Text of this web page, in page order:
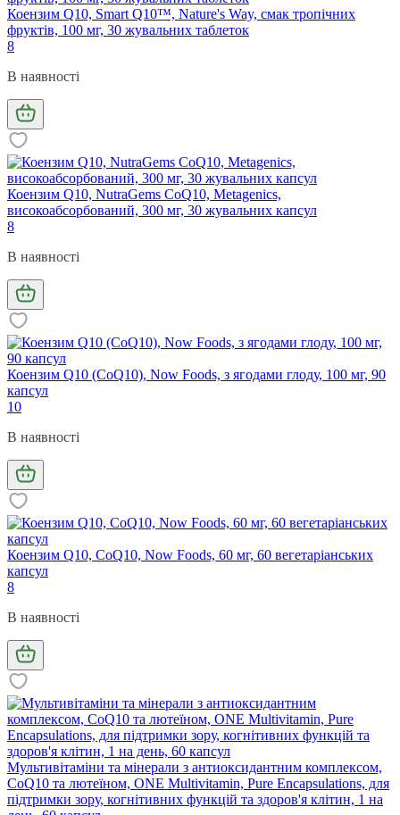
Коензим Q10, Smart Q10™, Nature's Way, смак тропічних
фруктів, 100 мг, 30 жувальних таблеток
8
В наявності
Коензим Q10, NutraGems CoQ10, Metagenics,
високоабсорбований, 300 мг, 30 жувальних капсул
8
В наявності
Коензим Q10 (CoQ10), Now Foods, з ягодами глоду, 100 мг, 90
капсул
10
В наявності
Коензим Q10, CoQ10, Now Foods, 60 мг, 60 вегетаріанських
капсул
8
В наявності
Мультивітаміни та мінерали з антиоксидантним комплексом,
CoQ10 та лютеїном, ONE Multivitamin, Pure Encapsulations, для
підтримки зору, когнітивних функцій та здоров'я клітин, 1 на